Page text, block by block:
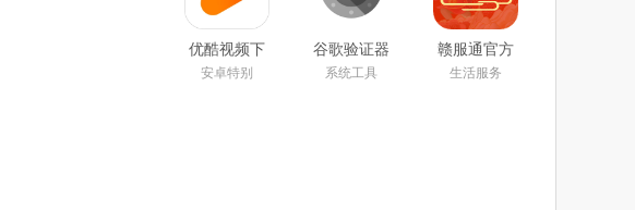
优酷视频下
载安装官方
免费下载
安卓特别
谷歌验证器
app官方下
载2025最新
系统工具
赣服通官方
版app(江西
政务服务)
生活服务